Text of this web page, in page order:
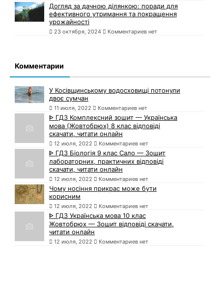
Догляд за дачною ділянкою: поради для
ефективного утримання та покращення
урожайності
23 октября, 2024 Комментариев нет
Комментарии
У Косівщинському водосховищі потонули
двоє сумчан
11 июля, 2022 Комментариев нет
ᐈ ГДЗ Комплексний зошит — Українська
мова (Жовтобрюх) 8 клас відповіді
скачати, читати онлайн
12 июля, 2022 Комментариев нет
ᐈ ГДЗ Біологія 9 клас Сало — Зошит
лабораторних, практичних відповіді
скачати, читати онлайн
12 июля, 2022 Комментариев нет
Чому носіння прикрас може бути
корисним
12 июля, 2022 Комментариев нет
ᐈ ГДЗ Українська мова 10 клас
Жовтобрюх — Зошит відповіді скачати,
читати онлайн
12 июля, 2022 Комментариев нет